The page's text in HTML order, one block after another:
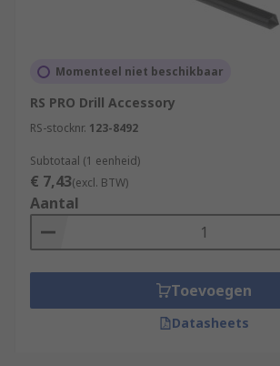
Momenteel niet beschikbaar
RS PRO Drill Accessory
RS-stocknr. 123-8492
Subtotaal (1 eenheid)
€ 7,43(excl. BTW)
Aantal
Toevoegen
Datasheets